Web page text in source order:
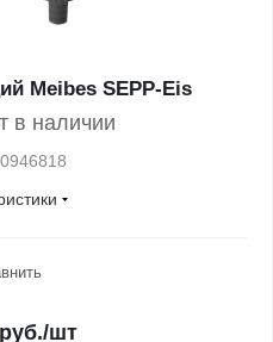
Meibes SEPP-Eis
в наличии
/шт